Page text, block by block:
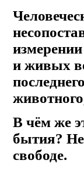
и живых
В чём же
бытия?
свободе.